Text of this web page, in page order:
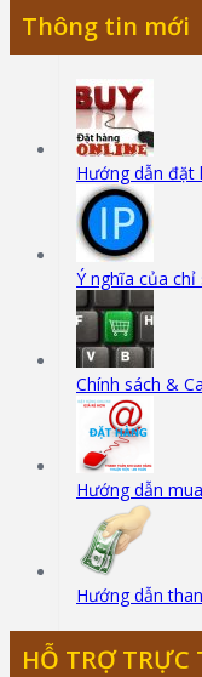
Thông tin mới
Hướng dẫn đặt
Ý nghĩa của
Chính sách &
Hướng dẫn
Hướng dẫn
HỖ TRỢ TRỰC